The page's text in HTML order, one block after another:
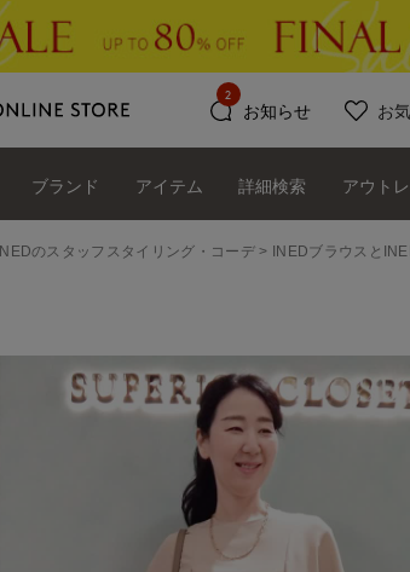
お知らせ
2
お
ブランド アイテム 詳細検索 アウト
INEDのスタッフスタイリング・コーデ INEDブラウスと